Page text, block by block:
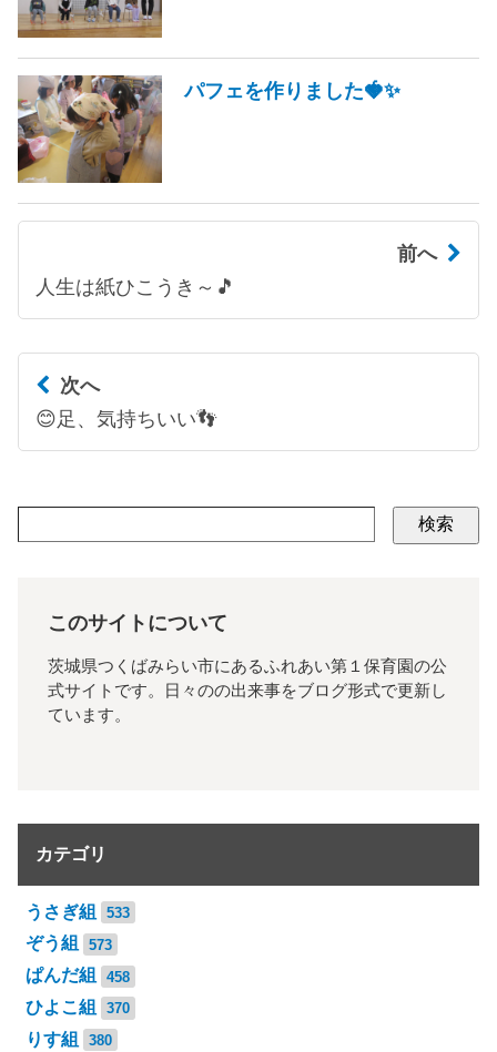
パフェを作りました🍓✨
前へ
人生は紙ひこうき～🎵
次へ
😊足、気持ちいい👣
検索
このサイトについて
茨城県つくばみらい市にあるふれあい第１保育園の公
式サイトです。日々のの出来事をブログ形式で更新し
ています。
カテゴリ
うさぎ組 533
ぞう組 573
ぱんだ組 458
ひよこ組 370
りす組 380